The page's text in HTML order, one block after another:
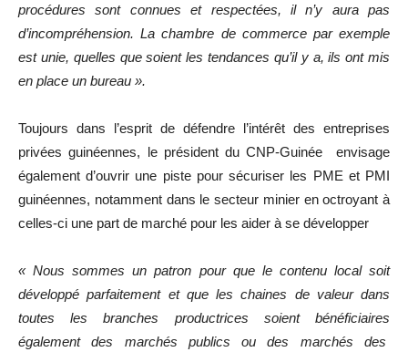
procédures sont connues et respectées, il n’y aura pas
d’incompréhension. La chambre de commerce par exemple
est unie, quelles que soient les tendances qu’il y a, ils ont mis
en place un bureau ».
Toujours dans l’esprit de défendre l’intérêt des entreprises
privées guinéennes, le président du CNP-Guinée envisage
également d’ouvrir une piste pour sécuriser les PME et PMI
guinéennes, notamment dans le secteur minier en octroyant à
celles-ci une part de marché pour les aider à se développer
« Nous sommes un patron pour que le contenu local soit
développé parfaitement et que les chaines de valeur dans
toutes les branches productrices soient bénéficiaires
également des marchés publics ou des marchés des